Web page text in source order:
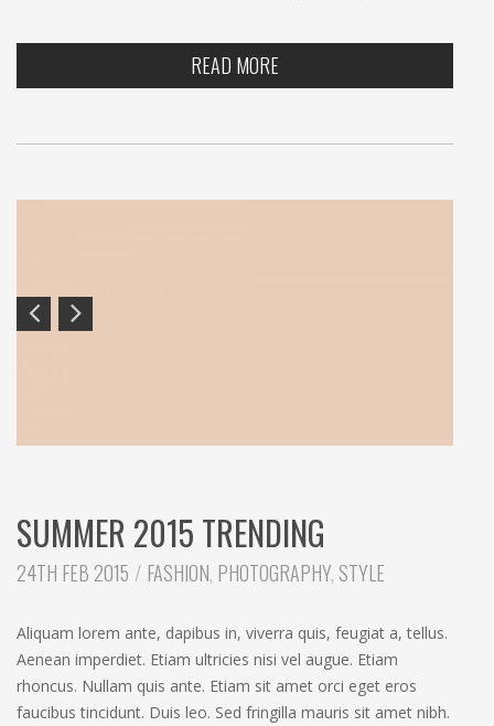
READ MORE
SUMMER 2015 TRENDING
24TH FEB 2015 CATEGORIES:
FASHION, PHOTOGRAPHY, STYLE
Aliquam lorem ante, dapibus in, viverra quis, feugiat a, tellus.
Aenean imperdiet. Etiam ultricies nisi vel augue. Etiam
rhoncus. Nullam quis ante. Etiam sit amet orci eget eros
faucibus tincidunt. Duis leo. Sed fringilla mauris sit amet nibh.